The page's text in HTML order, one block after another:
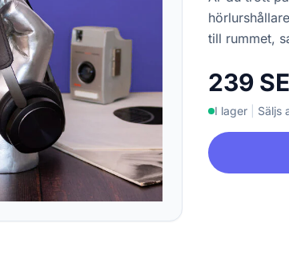
till rummet,
239
I lager Säljs